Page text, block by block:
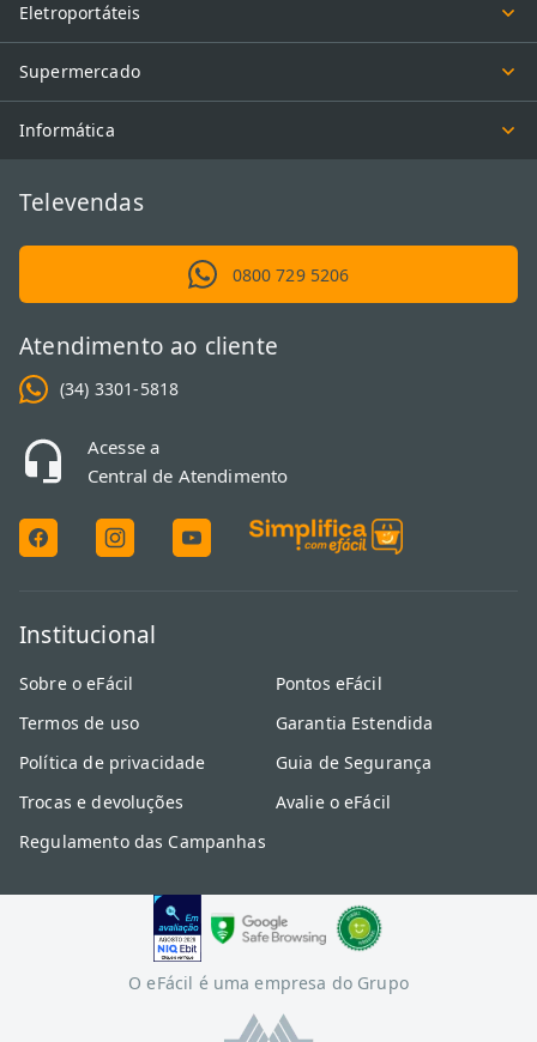
Eletroportáteis
Supermercado
Informática
Televendas
0800 729 5206
Atendimento ao cliente
(34) 3301-5818
Acesse a
Central de Atendimento
Institucional
Sobre o eFácil
Termos de uso
Política de privacidade
Trocas e devoluções
Regulamento das Campanhas
Pontos eFácil
Garantia Estendida
Guia de Segurança
Avalie o eFácil
O eFácil é uma empresa do Grupo